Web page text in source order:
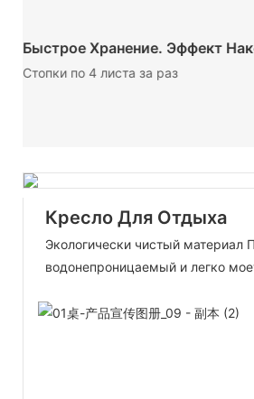
Быстрое Хранение. Эффект
Стопки по 4 листа за раз
Кресло Для Отдыха
Экологически чистый материал
водонепроницаемый и легко